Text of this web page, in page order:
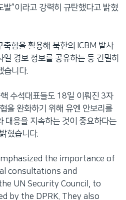
”이라고 강력히 규탄했다고 밝혔
함을 활용해 북한의 ICBM 발사
경보 정보를 공유하는 등 긴밀히
습니다.
수석대표들도 18일 이뤄진 3자
을 완화하기 위해 유엔 안보리를
대응을 지속하는 것이 중요하다는
혔습니다.
the importance of
consultations and
UN Security Council, to
by the DPRK. They also